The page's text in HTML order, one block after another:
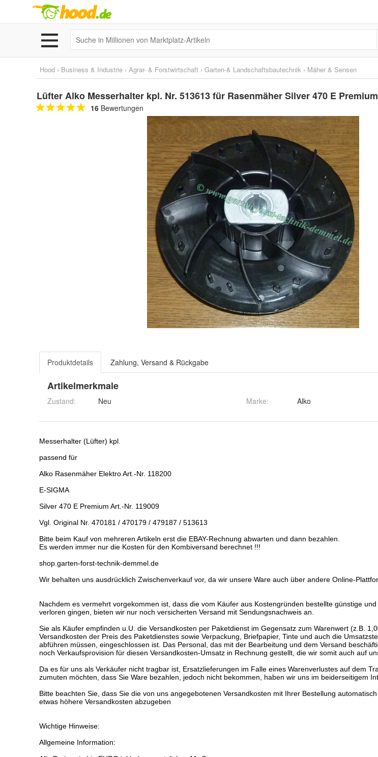
Hood › Business & Industrie › Agrar- & Forstwirtschaft › Garten-& Landschaftsbautechnik › Mäher & Sensen
Lüfter Alko Messerhalter kpl. Nr. 513613 für Rasenmäher Silver 470 E Premium
16 Bewertungen
Produktdetails Zahlung, Versand & Rückgabe
Artikelmerkmale
Zustand: Neu Marke: Alko